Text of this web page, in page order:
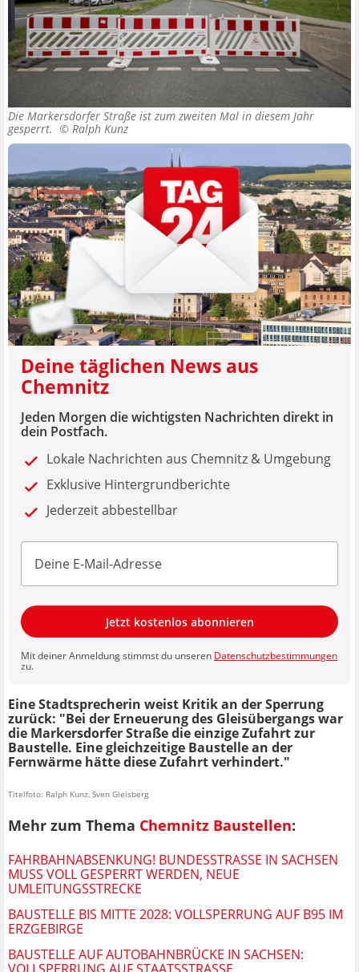
Die Markersdorfer Straße ist zum zweiten Mal in diesem Jahr
gesperrt. © Ralph Kunz
Deine täglichen News aus
Chemnitz
Jeden Morgen die wichtigsten Nachrichten direkt in
dein Postfach.
Lokale Nachrichten aus Chemnitz & Umgebung
Exklusive Hintergrundberichte
Jederzeit abbestellbar
Jetzt kostenlos abonnieren
Mit deiner Anmeldung stimmst du unseren Datenschutzbestimmungen
zu.
Eine Stadtsprecherin weist Kritik an der Sperrung
zurück: "Bei der Erneuerung des Gleisübergangs war
die Markersdorfer Straße die einzige Zufahrt zur
Baustelle. Eine gleichzeitige Baustelle an der
Fernwärme hätte diese Zufahrt verhindert."
Titelfoto: Ralph Kunz, Sven Gleisberg
Mehr zum Thema Chemnitz Baustellen:
FAHRBAHNABSENKUNG! BUNDESSTRASSE IN SACHSEN M
USS VOLL GESPERRT WERDEN, NEUE U
MLEITUNGSSTRECKE
BAUSTELLE BIS MITTE 2028: VOLLSPERRUNG AUF B95 IM
ERZGEBIRGE
BAUSTELLE AUF AUTOBAHNBRÜCKE IN SACHSEN: